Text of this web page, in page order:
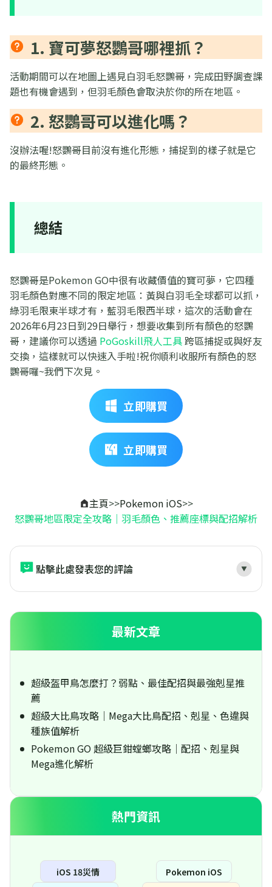
1. 寶可夢怒鸚哥哪裡抓？
活動期間可以在地圖上遇見白羽毛怒鸚哥，完成田野調查課
題也有機會遇到，但羽毛顏色會取決於你的所在地區。
2. 怒鸚哥可以進化嗎？
沒辦法喔!怒鸚哥目前沒有進化形態，捕捉到的樣子就是它
的最終形態。
總結
怒鸚哥是Pokemon GO中很有收藏價值的寶可夢，它四種
羽毛顏色對應不同的限定地區：黃與白羽毛全球都可以抓，
綠羽毛限東半球才有，藍羽毛限西半球，這次的活動會在
2026年6月23日到29日舉行，想要收集到所有顏色的怒鸚
哥，建議你可以透過 PoGoskill飛人工具跨區捕捉或與好友
交換，這樣就可以快速入手啦!祝你順利收服所有顏色的怒
鸚哥囉~我們下次見。
立即購買
立即購買
主頁>>Pokemon iOS>>
怒鸚哥地區限定全攻略｜羽毛顏色、推薦座標與配招解析
點擊此處發表您的評論
最新文章
超級盔甲鳥怎麼打？弱點、最佳配招與最強剋星推
薦
超級大比鳥攻略｜Mega大比鳥配招、剋星、色違與
種族值解析
Pokemon GO 超級巨鉗螳螂攻略｜配招、剋星與
Mega進化解析
熱門資訊
iOS 18災情
Pokemon iOS